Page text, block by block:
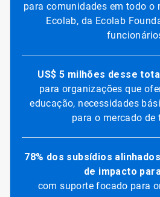
para comunidades em todo o
Ecolab, da Ecolab
US$ 5 milhões desse
para organizações que
educação, necessidades
para o mercado de
78% dos subsídios
de impacto
com suporte focado para